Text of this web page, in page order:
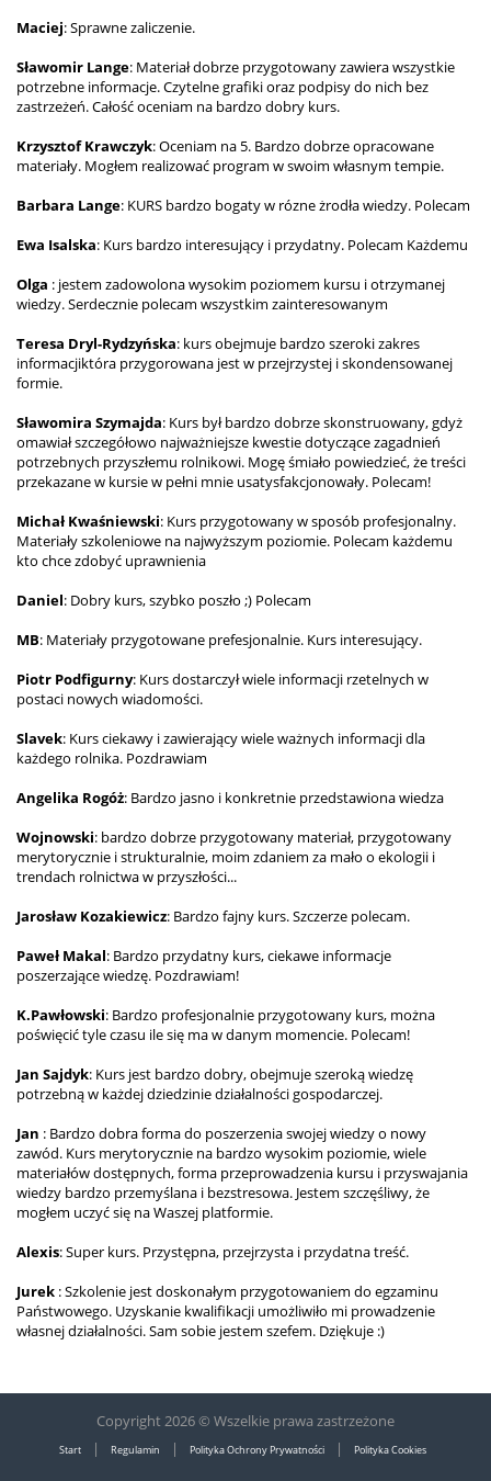
Maciej: Sprawne zaliczenie.
Sławomir Lange: Materiał dobrze przygotowany zawiera wszystkie
potrzebne informacje. Czytelne grafiki oraz podpisy do nich bez
zastrzeżeń. Całość oceniam na bardzo dobry kurs.
Krzysztof Krawczyk: Oceniam na 5. Bardzo dobrze opracowane
materiały. Mogłem realizować program w swoim własnym tempie.
Barbara Lange: KURS bardzo bogaty w rózne żrodła wiedzy. Polecam
Ewa Isalska: Kurs bardzo interesujący i przydatny. Polecam Każdemu
Olga : jestem zadowolona wysokim poziomem kursu i otrzymanej
wiedzy. Serdecznie polecam wszystkim zainteresowanym
Teresa Dryl-Rydzyńska: kurs obejmuje bardzo szeroki zakres
informacjiktóra przygorowana jest w przejrzystej i skondensowanej
formie.
Sławomira Szymajda: Kurs był bardzo dobrze skonstruowany, gdyż
omawiał szczegółowo najważniejsze kwestie dotyczące zagadnień
potrzebnych przyszłemu rolnikowi. Mogę śmiało powiedzieć, że treści
przekazane w kursie w pełni mnie usatysfakcjonowały. Polecam!
Michał Kwaśniewski: Kurs przygotowany w sposób profesjonalny.
Materiały szkoleniowe na najwyższym poziomie. Polecam każdemu
kto chce zdobyć uprawnienia
Daniel: Dobry kurs, szybko poszło ;) Polecam
MB: Materiały przygotowane prefesjonalnie. Kurs interesujący.
Piotr Podfigurny: Kurs dostarczył wiele informacji rzetelnych w
postaci nowych wiadomości.
Slavek: Kurs ciekawy i zawierający wiele ważnych informacji dla
każdego rolnika. Pozdrawiam
Angelika Rogóż: Bardzo jasno i konkretnie przedstawiona wiedza
Wojnowski: bardzo dobrze przygotowany materiał, przygotowany
merytorycznie i strukturalnie, moim zdaniem za mało o ekologii i
trendach rolnictwa w przyszłości...
Jarosław Kozakiewicz: Bardzo fajny kurs. Szczerze polecam.
Paweł Makal: Bardzo przydatny kurs, ciekawe informacje
poszerzające wiedzę. Pozdrawiam!
K.Pawłowski: Bardzo profesjonalnie przygotowany kurs, można
poświęcić tyle czasu ile się ma w danym momencie. Polecam!
Jan Sajdyk: Kurs jest bardzo dobry, obejmuje szeroką wiedzę
potrzebną w każdej dziedzinie działalności gospodarczej.
Jan : Bardzo dobra forma do poszerzenia swojej wiedzy o nowy
zawód. Kurs merytorycznie na bardzo wysokim poziomie, wiele
materiałów dostępnych, forma przeprowadzenia kursu i przyswajania
wiedzy bardzo przemyślana i bezstresowa. Jestem szczęśliwy, że
mogłem uczyć się na Waszej platformie.
Alexis: Super kurs. Przystępna, przejrzysta i przydatna treść.
Jurek : Szkolenie jest doskonałym przygotowaniem do egzaminu
Państwowego. Uzyskanie kwalifikacji umożliwiło mi prowadzenie
własnej działalności. Sam sobie jestem szefem. Dziękuje :)
Copyright 2026 © Wszelkie prawa zastrzeżone
Start | Regulamin | Polityka Ochrony Prywatności | Polityka Cookies